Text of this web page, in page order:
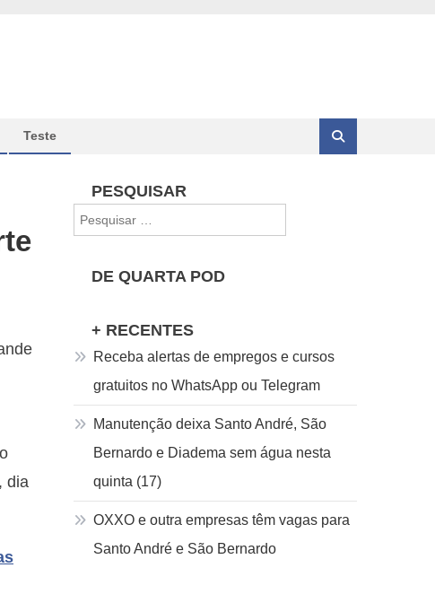
Teste
dia
PESQUISAR
por:
DE QUARTA POD
+ RECENTES
Receba alertas de empregos e cursos
gratuitos no WhatsApp ou Telegram
Manutenção deixa Santo André, São
Bernardo e Diadema sem água nesta
quinta (17)
OXXO e outra empresas têm vagas para
Santo André e São Bernardo